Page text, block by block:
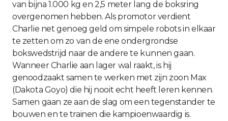
van bijna 1.000 kg en 2,5 meter lang de boksring
overgenomen hebben. Als promotor verdient
Charlie net genoeg geld om simpele robots in elkaar
te zetten om zo van de ene ondergrondse
bokswedstrijd naar de andere te kunnen gaan.
Wanneer Charlie aan lager wal raakt, is hij
genoodzaakt samen te werken met zijn zoon Max
(Dakota Goyo) die hij nooit echt heeft leren kennen.
Samen gaan ze aan de slag om een tegenstander te
bouwen en te trainen die kampioenwaardig is.